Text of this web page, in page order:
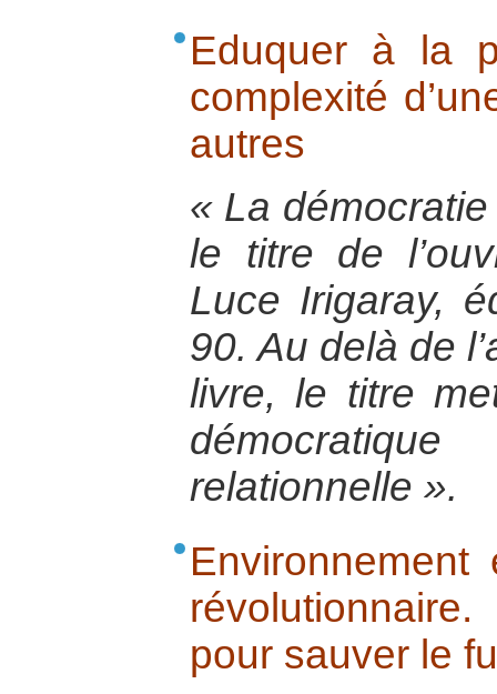
Eduquer à la
complexité
autres
« La
le titre de
Luce Irigaray,
90. Au delà de
livre, le titre
relationnelle ».
pour sauver le